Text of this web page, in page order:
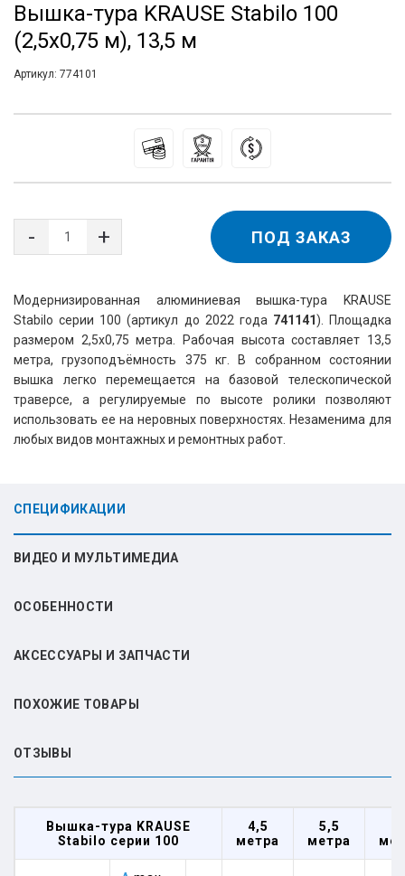
Вышка-тура KRAUSE Stabilo 100
(2,5х0,75 м), 13,5 м
Артикул: 774101
Модернизированная алюминиевая вышка-тура KRAUSE
Stabilo серии 100 (артикул до 2022 года 741141). Площадка
размером 2,5х0,75 метра. Рабочая высота составляет 13,5
метра, грузоподъёмность 375 кг. В собранном состоянии
вышка легко перемещается на базовой телескопической
траверсе, а регулируемые по высоте ролики позволяют
использовать ее на неровных поверхностях. Незаменима для
любых видов монтажных и ремонтных работ.
ПОД ЗАКАЗ
СПЕЦИФИКАЦИИ
ВИДЕО И МУЛЬТИМЕДИА
ОСОБЕННОСТИ
АКСЕССУАРЫ И ЗАПЧАСТИ
ПОХОЖИЕ ТОВАРЫ
ОТЗЫВЫ
Вышка-тура KRAUSE
Stabilo серии 100
4,5
метра
5,5
метра